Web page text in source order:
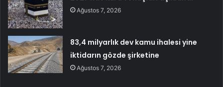
Ağustos 7, 2026
83,4 milyarlık dev kamu ihalesi yine
iktidarın gözde şirketine
Ağustos 7, 2026